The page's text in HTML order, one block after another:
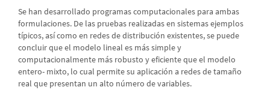
Se han desarrollado programas computacionales para ambas
formulaciones. De las pruebas realizadas en sistemas ejemplos
típicos, así como en redes de distribución existentes, se puede
concluir que el modelo lineal es más simple y
computacionalmente más robusto y eficiente que el modelo
entero- mixto, lo cual permite su aplicación a redes de tamaño
real que presentan un alto número de variables.